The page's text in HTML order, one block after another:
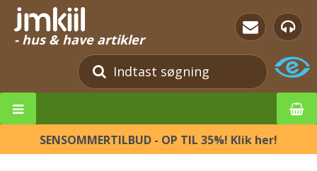
- hus & have artikler
SENSOMMERTILBUD - OP TIL 35%! Klik her!